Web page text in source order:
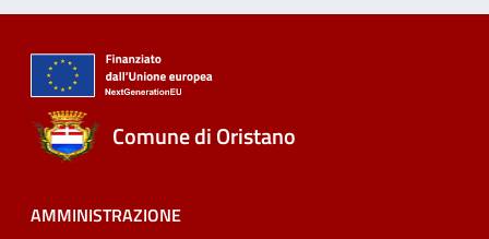
Comune di Oristano
AMMINISTRAZIONE